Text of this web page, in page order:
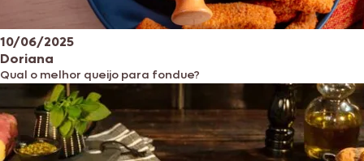
10/06/2025
Doriana
Qual o melhor queijo para fondue?